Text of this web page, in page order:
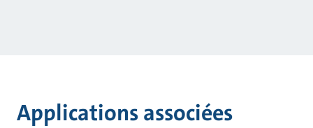
Applications associées